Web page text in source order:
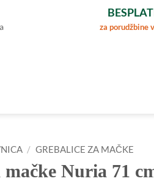
za porudžbine
/ GREBALICE ZA MAČKE
mačke Nuria 71